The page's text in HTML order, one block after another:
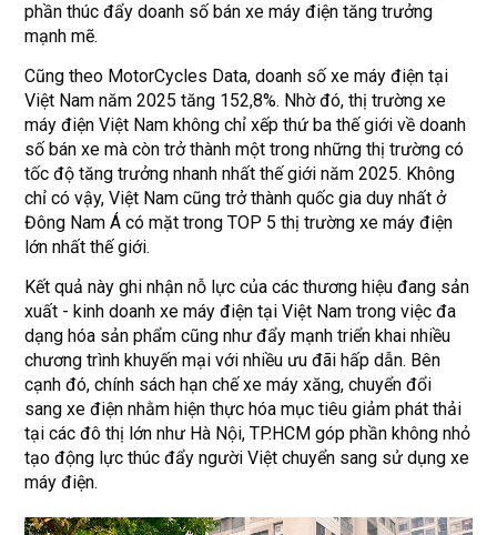
phần thúc đẩy doanh số bán xe máy điện tăng trưởng
mạnh mẽ.
Cũng theo MotorCycles Data, doanh số xe máy điện tại
Việt Nam năm 2025 tăng 152,8%. Nhờ đó, thị trường xe
máy điện Việt Nam không chỉ xếp thứ ba thế giới về doanh
số bán xe mà còn trở thành một trong những thị trường có
tốc độ tăng trưởng nhanh nhất thế giới năm 2025. Không
chỉ có vậy, Việt Nam cũng trở thành quốc gia duy nhất ở
Đông Nam Á có mặt trong TOP 5 thị trường xe máy điện
lớn nhất thế giới.
Kết quả này ghi nhận nỗ lực của các thương hiệu đang sản
xuất - kinh doanh xe máy điện tại Việt Nam trong việc đa
dạng hóa sản phẩm cũng như đẩy mạnh triển khai nhiều
chương trình khuyến mại với nhiều ưu đãi hấp dẫn. Bên
cạnh đó, chính sách hạn chế xe máy xăng, chuyển đổi
sang xe điện nhằm hiện thực hóa mục tiêu giảm phát thải
tại các đô thị lớn như Hà Nội, TP.HCM góp phần không nhỏ
tạo động lực thúc đẩy người Việt chuyển sang sử dụng xe
máy điện.